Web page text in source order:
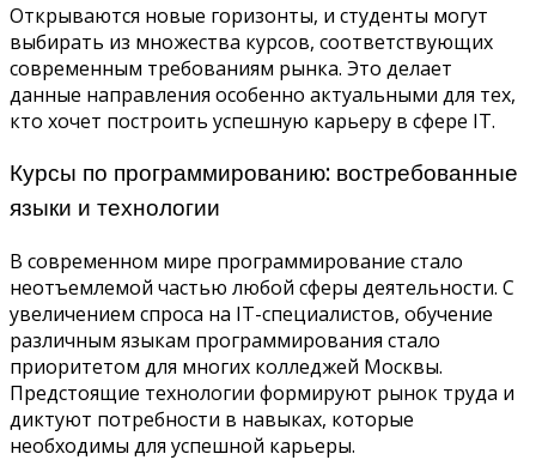
Открываются новые горизонты, и студенты могут
выбирать из множества курсов, соответствующих
современным требованиям рынка. Это делает
данные направления особенно актуальными для тех,
кто хочет построить успешную карьеру в сфере IT.
Курсы по программированию: востребованные
языки и технологии
В современном мире программирование стало
неотъемлемой частью любой сферы деятельности. С
увеличением спроса на IT-специалистов, обучение
различным языкам программирования стало
приоритетом для многих колледжей Москвы.
Предстоящие технологии формируют рынок труда и
диктуют потребности в навыках, которые
необходимы для успешной карьеры.